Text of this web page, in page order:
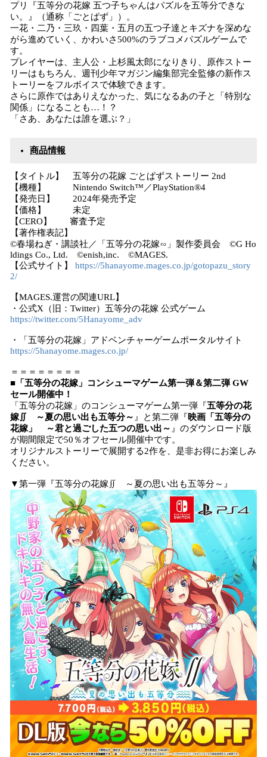
プリ『五等分の花嫁 五つ子ちゃんはパズルを五等分できな
い。』（通称「ごとぱず」）。
一花・二乃・三玖・四葉・五月の五つ子達とキズナを深めな
がら進めていく、かわいさ500%のラブコメパズルゲームで
す。
プレイヤーは、主人公・上杉風太郎になりきり、原作ストー
リーはもちろん、週刊少年マガジン編集部完全監修の新作ス
トーリーをフルボイスで体験できます。
さらに原作ではありえなかった、気になるあの子と「特別な
関係」になることも…！？
「さあ、あなたは誰を選ぶ？」
商品情報
【タイトル】 五等分の花嫁 ごとぱずストーリー 2nd
【機種】 Nintendo Switch™／PlayStation®4
【発売日】 2024年発売予定
【価格】 未定
【CERO】 審査予定
【著作権表記】
©春場ねぎ・講談社／「五等分の花嫁∽」製作委員会 ©G Ho
ldings Co., Ltd. ©enish,inc. ©MAGES.
【公式サイト】 https://5hanayome.mages.co.jp/gotopazu_story
2/
【MAGES.運営の関連URL】
・公式X（旧：Twitter）五等分の花嫁 公式ゲーム
https://twitter.com/5Hanayome_adv
・「五等分の花嫁」アドベンチャーゲームポータルサイト
https://5hanayome.mages.co.jp/
＝＝＝＝＝＝＝＝
■「五等分の花嫁」コンシューマゲーム第一弾＆第二弾 GW
セール開催中！
「五等分の花嫁」のコンシューマゲーム第一弾『五等分の花
嫁∬ ～夏の思い出も五等分～ 』と第二弾『映画「五等分の
花嫁」 ～君と過ごした五つの思い出～ 』のダウンロード版
が期間限定で50％オフセール開催中です。
オリジナルストーリーで展開する2作を、是非お得にお楽しみ
ください。
▼第一弾『五等分の花嫁∬ ～夏の思い出も五等分～』